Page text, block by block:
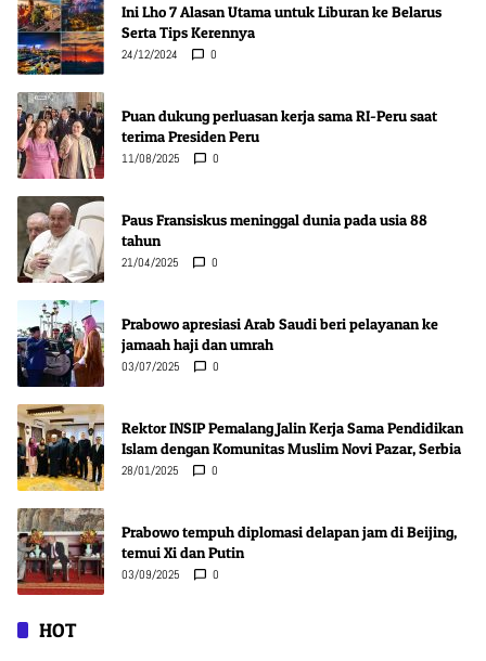
Ini Lho 7 Alasan Utama untuk Liburan ke Belarus
Serta Tips Kerennya
24/12/2024 0
Puan dukung perluasan kerja sama RI-Peru saat
terima Presiden Peru
11/08/2025 0
Paus Fransiskus meninggal dunia pada usia 88
tahun
21/04/2025 0
Prabowo apresiasi Arab Saudi beri pelayanan ke
jamaah haji dan umrah
03/07/2025 0
Rektor INSIP Pemalang Jalin Kerja Sama Pendidikan
Islam dengan Komunitas Muslim Novi Pazar, Serbia
28/01/2025 0
Prabowo tempuh diplomasi delapan jam di Beijing,
temui Xi dan Putin
03/09/2025 0
HOT